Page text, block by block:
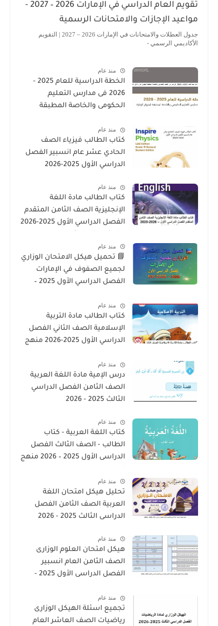
تقويم العام الدراسي في الإمارات 2026 – 2027 -
مواعيد الإجازات والامتحانات الرسمية
جدول العطلات والامتحانات في الإمارات 2026 – 2027 | التقويم
الأكاديمي الرسمي -
منذ عام
الخطة الدراسية للعام 2025 -
2026 فى مدارس التعليم
الحكومى والخاصة المطبقة
منذ عام
كتاب الطالب فيزياء الصف
الحادي عشر عام انسبير الفصل
الدراسي الأول 2025-2026
منذ عام
كتاب الطالب مادة اللغة
الإنجليزية الصف الثامن المتقدم
الفصل الدراسي الأول 2025-2026
منذ عام
📘 تحميل هيكل الامتحان الوزاري
لجميع الصفوف في الإمارات
الفصل الدراسي الأول 2025 –
منذ عام
كتاب الطالب مادة التربية
الإسلامية الصف الثاني الفصل
الدراسي الأول 2025-2026 منهج
منذ عام
درس الإمية مادة اللغة العربية
الصف الثامن الفصل الدراسي
الثالث 2025 - 2026
منذ عام
كتاب اللغة العربية - كتاب
الطالب - الصف الثالث الفصل
الدراسى الأول 2025 – 2026 منهج
منذ عام
تحليل هيكل امتحان اللغة
العربية الصف الثامن الفصل
الدراسى الثالث 2025 - 2026
منذ عام
هيكل امتحان العلوم الوزارى
الصف الثامن العام انسبير
الفصل الدراسى الأول 2025 -
منذ عام
تجميع اسئلة الهيكل الوزارى
رياضيات الصف العاشر العام